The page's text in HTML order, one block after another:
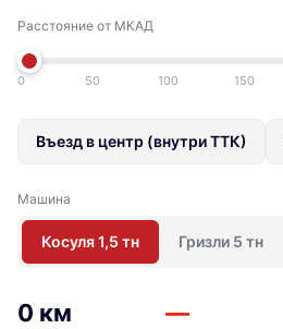
Расстояние от МКАД
0 50 100 150
Въезд в центр (внутри ТТК)
Машина
Косуля 1,5 тн Гризли 5 тн
0 км —